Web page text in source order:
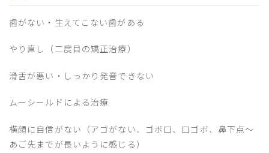
ペ
ジ
り
ジ
ジ
歯がない・生えてこない歯がある
やり直し（二度目の矯正治療）
滑舌が悪い・しっかり発音できない
ムーシールドによる治療
横顔に自信がない（アゴがない、ゴボ口、口ゴボ、鼻下点～
あご先までが長いように感じる）